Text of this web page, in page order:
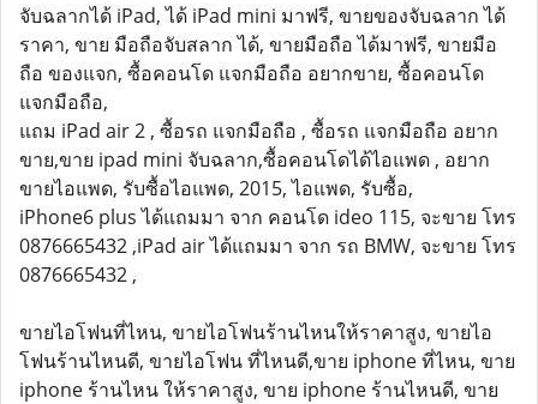
จับฉลากได้ iPad, ได้ iPad mini มาฟรี, ขายของจับฉลาก ได้
ราคา, ขาย มือถือจับสลาก ได้, ขายมือถือ ได้มาฟรี, ขายมือ
ถือ ของแจก, ซื้อคอนโด แจกมือถือ อยากขาย, ซื้อคอนโด
แจกมือถือ,
แถม iPad air 2 , ซื้อรถ แจกมือถือ , ซื้อรถ แจกมือถือ อยาก
ขาย,ขาย ipad mini จับฉลาก,ซื้อคอนโดได้ไอแพด , อยาก
ขายไอแพด, รับซื้อไอแพด, 2015, ไอแพด, รับซื้อ,
iPhone6 plus ได้แถมมา จาก คอนโด ideo 115, จะขาย โทร
0876665432 ,iPad air ได้แถมมา จาก รถ BMW, จะขาย โทร
0876665432 ,
ขายไอโฟนที่ไหน, ขายไอโฟนร้านไหนให้ราคาสูง, ขายไอ
โฟนร้านไหนดี, ขายไอโฟน ที่ไหนดี,ขาย iphone ที่ไหน, ขาย
iphone ร้านไหน ให้ราคาสูง, ขาย iphone ร้านไหนดี, ขาย